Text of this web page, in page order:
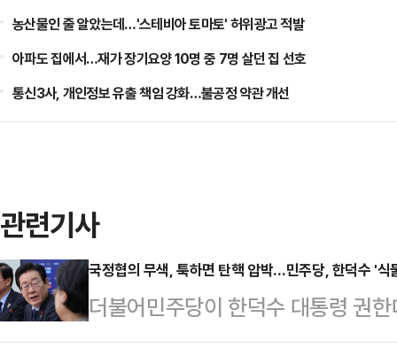
농산물인 줄 알았는데…'스테비아 토마토' 허위광고 적발
아파도 집에서…재가 장기요양 10명 중 7명 살던 집 선호
통신3사, 개인정보 유출 책임 강화…불공정 약관 개선
관련기사
국정협의 무색, 툭하면 탄핵 압박…민주당, 한덕수 '식
더불어민주당이 한덕수 대통령 권
고 있다. 김건희 특검법을 비롯한